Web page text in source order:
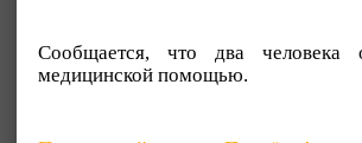
Сообщается, что два человека
медицинской помощью.